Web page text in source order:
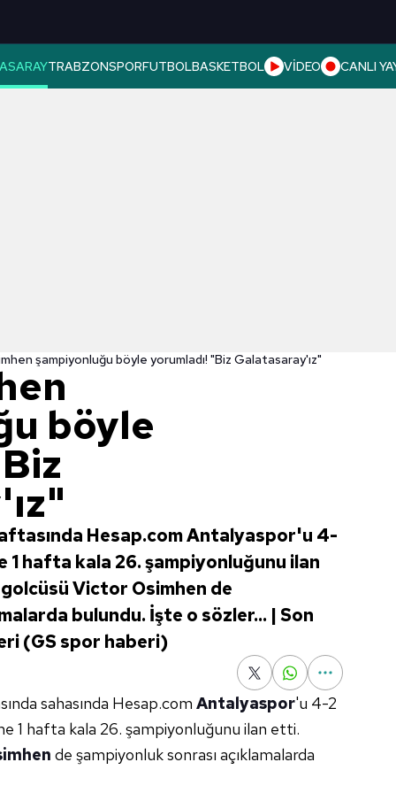
TRABZONSPORFUTBOLBASKETBOL VİDEO CANLI
şampiyonluğu böyle yorumladı! "Biz Galatasaray'ız"
böyle
Hesap.com Antalyaspor'u 4-
hafta kala 26. şampiyonluğunu ilan
golcüsü Victor Osimhen de
bulundu. İşte o sözler... | Son
(GS spor haberi)
sahasında Hesap.com Antalyaspor'u 4-2
1 hafta kala 26. şampiyonluğunu ilan etti.
de şampiyonluk sonrası açıklamalarda